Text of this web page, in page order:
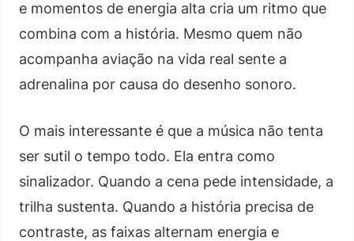
e momentos de energia alta cria um ritmo que
combina com a história. Mesmo quem não
acompanha aviação na vida real sente a
adrenalina por causa do desenho sonoro.
O mais interessante é que a música não tenta
ser sutil o tempo todo. Ela entra como
sinalizador. Quando a cena pede intensidade, a
trilha sustenta. Quando a história precisa de
contraste, as faixas alternam energia e